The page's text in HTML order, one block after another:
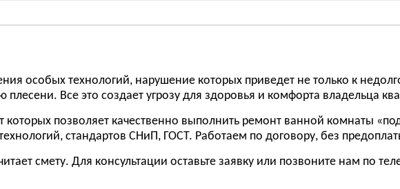
особых технологий, нарушение которых приведет не только к
Все это создает угрозу для здоровья и комфорта владельца
позволяет качественно выполнить ремонт ванной комнаты
стандартов СНиП, ГОСТ. Работаем по договору, без
смету. Для консультации оставьте заявку или позвоните нам по